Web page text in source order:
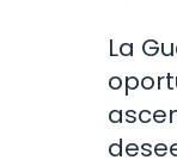
La